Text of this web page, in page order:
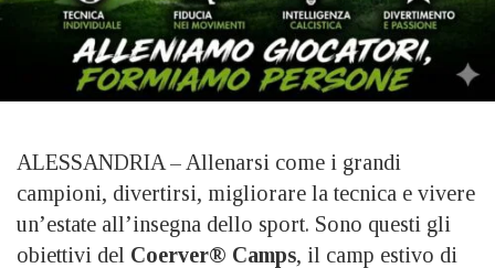
ALESSANDRIA – Allenarsi come i grandi
campioni, divertirsi, migliorare la tecnica e vivere
un’estate all’insegna dello sport. Sono questi gli
obiettivi del Coerver® Camps, il camp estivo di